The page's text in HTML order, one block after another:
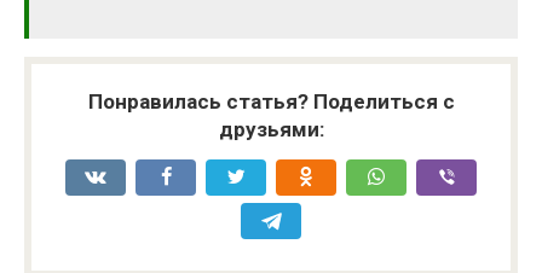
Понравилась статья? Поделиться с
друзьями: